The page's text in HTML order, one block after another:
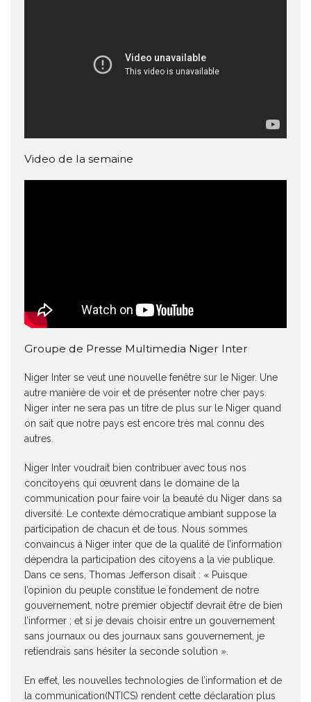
Video de la semaine
Groupe de Presse Multimedia Niger Inter
Niger Inter se veut une nouvelle fenêtre sur le Niger. Une
autre manière de voir et de présenter notre cher pays.
Niger inter ne sera pas un titre de plus sur le Niger quand
on sait que notre pays est encore très mal connu des
autres.
Niger Inter voudrait bien contribuer avec tous nos
concitoyens qui œuvrent dans le domaine de la
communication pour faire voir la beauté du Niger dans sa
diversité. Le contexte démocratique ambiant suppose la
participation de chacun et de tous. Nous sommes
convaincus à Niger inter que de la qualité de l’information
dépendra la participation des citoyens a la vie publique.
Dans ce sens, Thomas Jefferson disait : « Puisque
l’opinion du peuple constitue le fondement de notre
gouvernement, notre premier objectif devrait être de bien
l’informer ; et si je devais choisir entre un gouvernement
sans journaux ou des journaux sans gouvernement, je
retiendrais sans hésiter la seconde solution ».
En effet, les nouvelles technologies de l’information et de
la communication(NTICS) rendent cette déclaration plus